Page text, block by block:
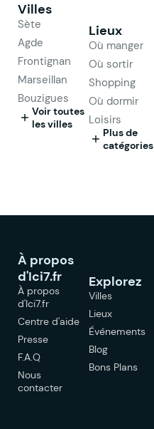
Villes
Sète
Agde
Frontignan
Marseillan
Bouzigues
Voir toutes
les villes
Lieux
Où manger
Où sortir
Shopping
Où dormir
Loisirs
Plus de
catégories
À propos
d'Ici7.fr
À propos
d'Ici7.fr
Centre d'aide
Presse
F.A.Q
Nous
contacter
Explorez
Villes
Lieux
Événements
Blog
Bons Plans